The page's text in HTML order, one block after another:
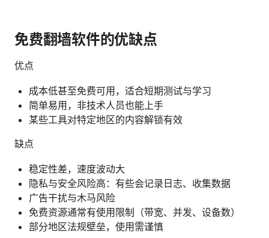
免费翻墙软件的优缺点
优点
成本低甚至免费可用，适合短期测试与学习
简单易用，非技术人员也能上手
某些工具对特定地区的内容解锁有效
缺点
稳定性差，速度波动大
隐私与安全风险高：有些会记录日志、收集数据
广告干扰与木马风险
免费资源通常有使用限制（带宽、并发、设备数）
部分地区法规壁垒，使用需谨慎